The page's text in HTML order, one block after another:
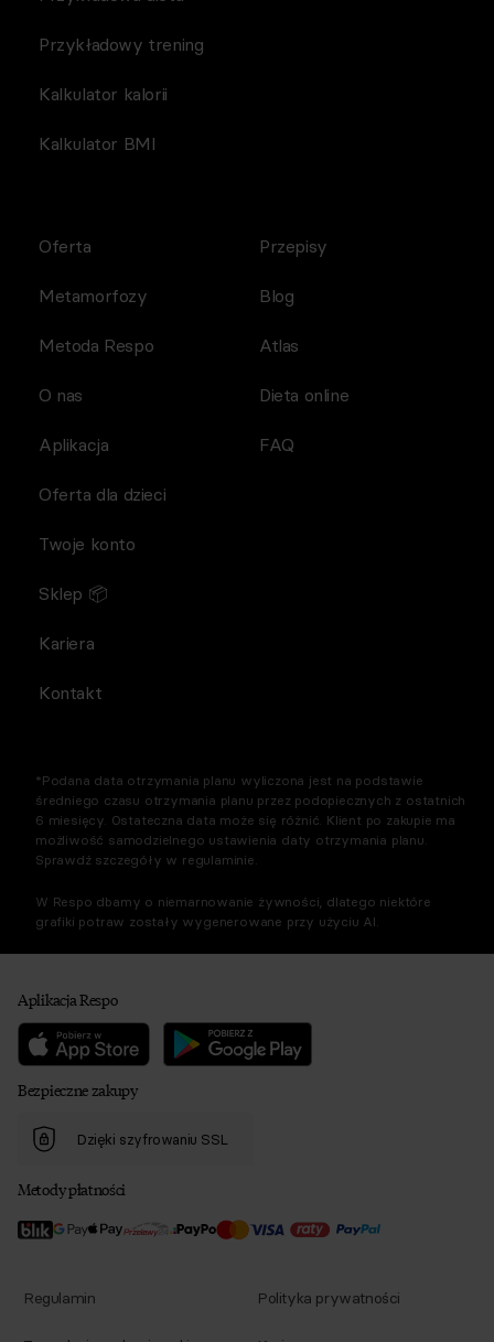
Przykładowy trening
Kalkulator kalorii
Kalkulator BMI
Oferta
Metamorfozy
Metoda Respo
O nas
Aplikacja
Przepisy
Blog
Atlas
Dieta online
FAQ
Oferta dla dzieci
Twoje konto
Sklep 📦
Kariera
Kontakt
*Podana data otrzymania planu wyliczona jest na podstawie
średniego czasu otrzymania planu przez podopiecznych z ostatnich
6 miesięcy. Ostateczna data może się różnić. Klient po zakupie ma
możliwość samodzielnego ustawienia daty otrzymania planu.
Sprawdź szczegóły w regulaminie.
W Respo dbamy o niemarnowanie żywności, dlatego niektóre
grafiki potraw zostały wygenerowane przy użyciu AI.
Aplikacja Respo
Bezpieczne zakupy
Dzięki szyfrowaniu SSL
Metody płatności
Regulamin Polityka prywatności